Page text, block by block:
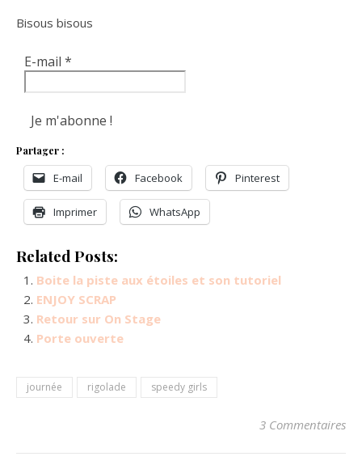
Bisous bisous
E-mail *
Partager :
E-mail Facebook Pinterest
Imprimer WhatsApp
Related Posts:
Boite la piste aux étoiles et son tutoriel
ENJOY SCRAP
Retour sur On Stage
Porte ouverte
journée rigolade speedy girls
3 Commentaires